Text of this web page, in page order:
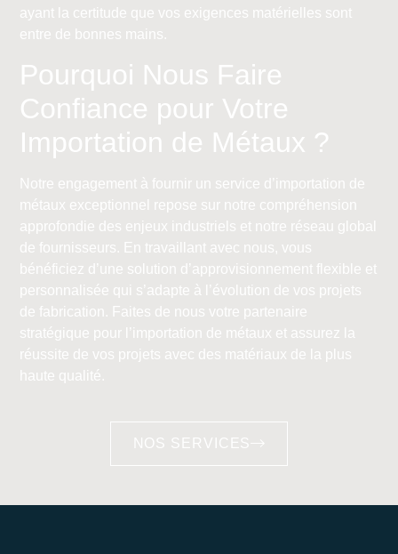
ayant la certitude que vos exigences matérielles sont
entre de bonnes mains.
Pourquoi Nous Faire
Confiance pour Votre
Importation de Métaux ?
Notre engagement à fournir un service d’importation de
métaux exceptionnel repose sur notre compréhension
approfondie des enjeux industriels et notre réseau global
de fournisseurs. En travaillant avec nous, vous
bénéficiez d’une solution d’approvisionnement flexible et
personnalisée qui s’adapte à l’évolution de vos projets
de fabrication. Faites de nous votre partenaire
stratégique pour l’importation de métaux et assurez la
réussite de vos projets avec des matériaux de la plus
haute qualité.
NOS SERVICES